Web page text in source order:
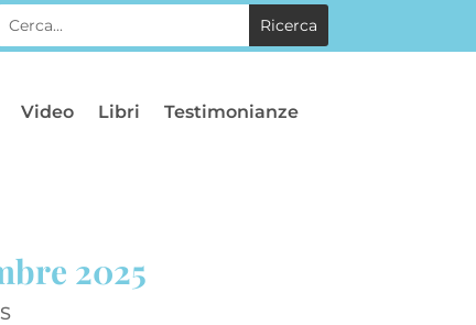
Video Libri
Testimonianze
2025